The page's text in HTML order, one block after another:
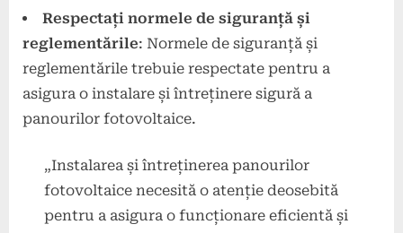
Respectați normele de siguranță și
reglementările: Normele de siguranță și
reglementările trebuie respectate pentru a
asigura o instalare și întreținere sigură a
panourilor fotovoltaice.
„Instalarea și întreținerea panourilor
fotovoltaice necesită o atenție deosebită
pentru a asigura o funcționare eficientă și